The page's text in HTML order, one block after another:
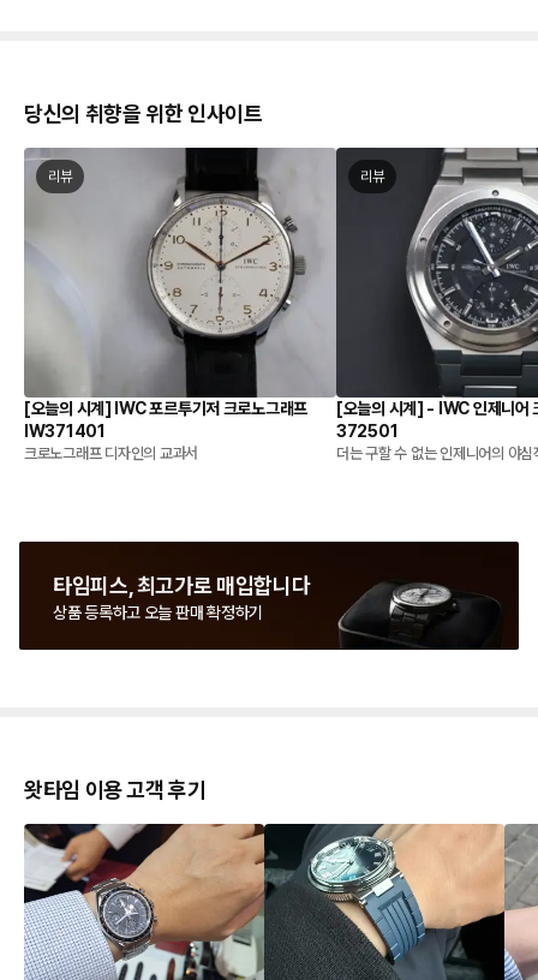
당신의 취향을 위한 인사이트
리뷰
[오늘의 시계] IWC 포르투기저 크로노그래프
IW371401
크로노그래프 디자인의 교과서
리뷰
[오늘의 시계] - IWC 인제니어
372501
더는 구할 수 없는 인제니어의 야심
타임피스, 최고가로 매입합니다
상품 등록하고 오늘 판매 확정하기
왓타임 이용 고객 후기